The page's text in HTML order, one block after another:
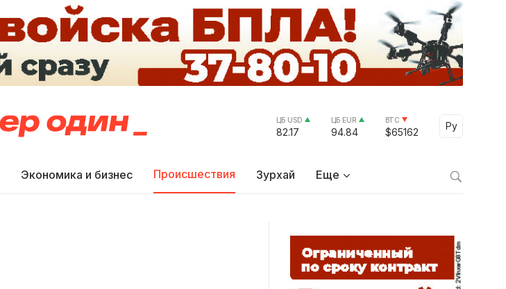
ЦБ USD
82.17
ЦБ EUR
94.84
BTC
$65162
Ру
Select
Экономика и бизнес Происшествия Зурхай Еще